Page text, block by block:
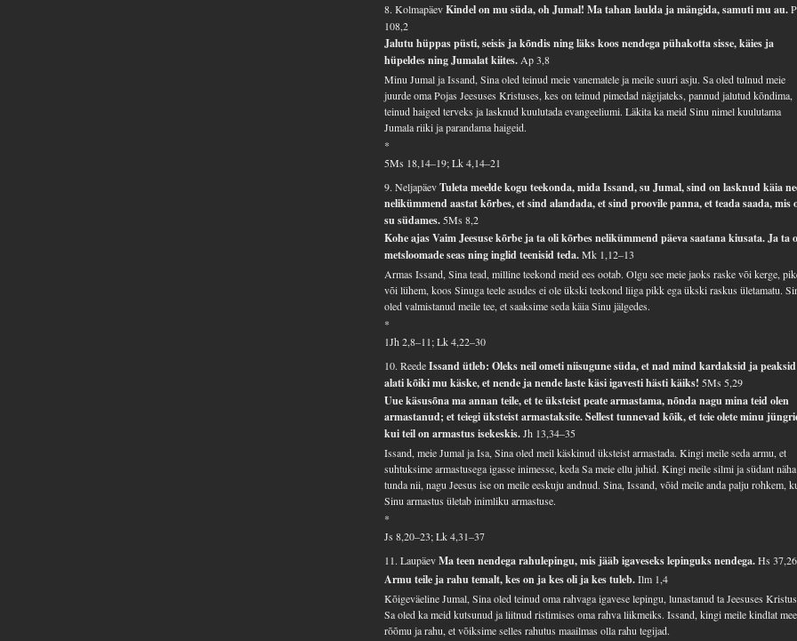
8. KolmapäevKindel on mu süda, oh Jumal! Ma tahan laulda ja mängida, samuti mu au.
108,2
Jalutu hüppas püsti, seisis ja kõndis ning läks koos nendega pühakotta sisse, käies ja
hüpeldes ning Jumalat kiites.Ap 3,8
Minu Jumal ja Issand, Sina oled teinud meie vanematele ja meile suuri asju. Sa oled tulnud meie
juurde oma Pojas Jeesuses Kristuses, kes on teinud pimedad nägijateks, pannud jalutud kõndima,
teinud haiged terveks ja lasknud kuulutada evangeeliumi. Läkita ka meid Sinu nimel kuulutama
Jumala riiki ja parandama haigeid.
*
5Ms 18,14–19; Lk 4,14–21
9. NeljapäevTuleta meelde kogu teekonda, mida Issand, su Jumal, sind on lasknud käia
nelikümmend aastat kõrbes, et sind alandada, et sind proovile panna, et teada saada, mis
su südames.5Ms 8,2
Kohe ajas Vaim Jeesuse kõrbe ja ta oli kõrbes nelikümmend päeva saatana kiusata. Ja ta
metsloomade seas ning inglid teenisid teda.Mk 1,12–13
Armas Issand, Sina tead, milline teekond meid ees ootab. Olgu see meie jaoks raske või kerge,
või lühem, koos Sinuga teele asudes ei ole ükski teekond liiga pikk ega ükski raskus ületamatu.
oled valmistanud meile tee, et saaksime seda käia Sinu jälgedes.
*
1Jh 2,8–11; Lk 4,22–30
10. ReedeIssand ütleb: Oleks neil ometi niisugune süda, et nad mind kardaksid ja peaksid
alati kõiki mu käske, et nende ja nende laste käsi igavesti hästi käiks!5Ms 5,29
Uue käsusõna ma annan teile, et te üksteist peate armastama, nõnda nagu mina teid olen
armastanud; et teiegi üksteist armastaksite. Sellest tunnevad kõik, et teie olete minu
kui teil on armastus isekeskis.Jh 13,34–35
Issand, meie Jumal ja Isa, Sina oled meil käskinud üksteist armastada. Kingi meile seda armu, et
suhtuksime armastusega igasse inimesse, keda Sa meie ellu juhid. Kingi meile silmi ja südant
tunda nii, nagu Jeesus ise on meile eeskuju andnud. Sina, Issand, võid meile anda palju rohkem,
Sinu armastus ületab inimliku armastuse.
*
Js 8,20–23; Lk 4,31–37
11. LaupäevMa teen nendega rahulepingu, mis jääb igaveseks lepinguks nendega.Hs 37,26
Armu teile ja rahu temalt, kes on ja kes oli ja kes tuleb.Ilm 1,4
Kõigeväeline Jumal, Sina oled teinud oma rahvaga igavese lepingu, lunastanud ta Jeesuses
Sa oled ka meid kutsunud ja liitnud ristimises oma rahva liikmeiks. Issand, kingi meile kindlat
rõõmu ja rahu, et võiksime selles rahutus maailmas olla rahu tegijad.